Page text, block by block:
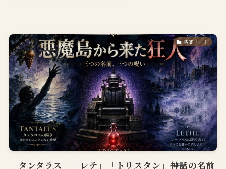
鑑賞ノート
「タンタラス」「レテ」「トリスタン」――神話の名前